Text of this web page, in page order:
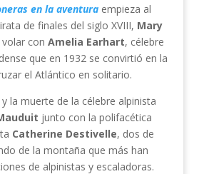
en la aventuraempieza al
de finales del siglo XVIII, Mary
con Amelia Earhart, célebre
que en 1932 se convirtió en la
el Atlántico en solitario.
la muerte de la célebre alpinista
junto con la polifacética
Catherine Destivelle, dos de
de la montaña que más han
de alpinistas y escaladoras.